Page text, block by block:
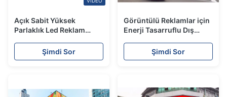
Açık Sabit Yüksek
Parlaklık Led Reklam
Alüminyum Ekran Paneli
P8 P10
Şimdi Sor
Görüntülü Reklamlar için
Enerji Tasarruflu Dış
BillboardŞimdi Sor